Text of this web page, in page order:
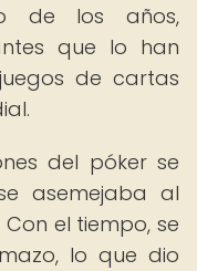
de los años,
que lo han
de cartas
del póker se
asemejaba al
el tiempo, se
lo que dio